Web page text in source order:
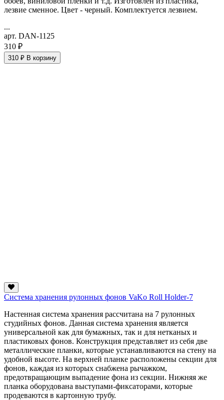
лезвие сменное. Цвет - черный. Комплектуется лезвием.
...
арт. DAN-1125
310 ₽
310 ₽ В корзину
Система хранения рулонных фонов VaKo Roll Holder-7
Настенная система хранения рассчитана на 7 рулонных
студийных фонов. Данная система хранения является
универсальной как для бумажных, так и для нетканых и
пластиковых фонов. Конструкция представляет из себя две
металлические планки, которые устанавливаются на стену на
удобной высоте. На верхней планке расположены секции для
фонов, каждая из которых снабжена рычажком,
предотвращающим выпадение фона из секции. Нижняя же
планка оборудована выступами-фиксаторами, которые
продеваются в картонную трубу.